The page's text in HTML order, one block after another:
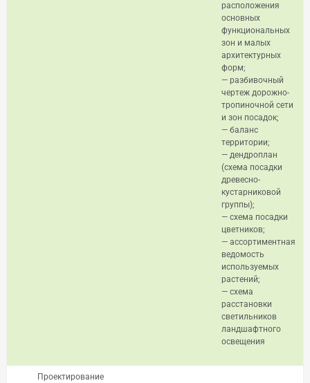
расположения
основных
функциональных
зон и малых
архитектурных
форм;
— разбивочный
чертеж дорожно-
тропиночной сети
и зон посадок;
— баланс
территории;
— дендроплан
(схема посадки
древесно-
кустарниковой
группы);
— схема посадки
цветников;
— ассортиментная
ведомость
используемых
растений;
— схема
расстановки
светильников
ландшафтного
освещения
Проектирование